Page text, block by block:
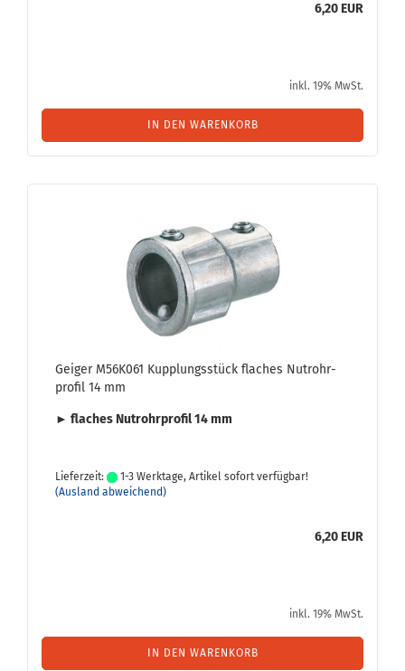
6,20 EUR
inkl. 19% MwSt.
IN DEN WARENKORB
Gei­ger M56K061 Kupp­lungs­stück fla­ches Nut­rohr­
pro­fil 14 mm
► fla­ches Nut­rohr­pro­fil 14 mm
Lieferzeit:
1-3 Werktage, Artikel sofort verfügbar!
(Ausland abweichend)
6,20 EUR
inkl. 19% MwSt.
IN DEN WARENKORB